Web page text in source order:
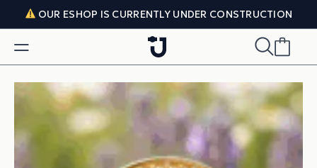
Skip to content
OUR ESHOP IS CURRENTLY UNDER CONSTRUCTION